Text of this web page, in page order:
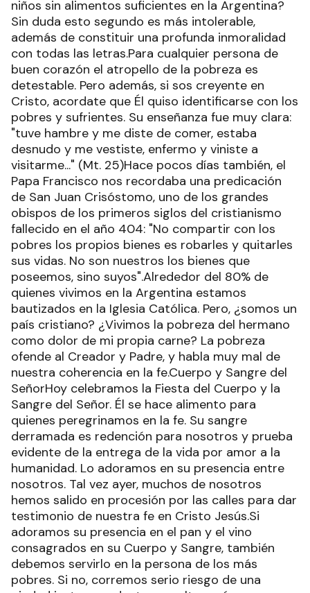
niños sin alimentos suficientes en la Argentina?
Sin duda esto segundo es más intolerable,
además de constituir una profunda inmoralidad
con todas las letras.Para cualquier persona de
buen corazón el atropello de la pobreza es
detestable. Pero además, si sos creyente en
Cristo, acordate que Él quiso identificarse con los
pobres y sufrientes. Su enseñanza fue muy clara:
"tuve hambre y me diste de comer, estaba
desnudo y me vestiste, enfermo y viniste a
visitarme..." (Mt. 25)Hace pocos días también, el
Papa Francisco nos recordaba una predicación
de San Juan Crisóstomo, uno de los grandes
obispos de los primeros siglos del cristianismo
fallecido en el año 404: "No compartir con los
pobres los propios bienes es robarles y quitarles
sus vidas. No son nuestros los bienes que
poseemos, sino suyos".Alrededor del 80% de
quienes vivimos en la Argentina estamos
bautizados en la Iglesia Católica. Pero, ¿somos un
país cristiano? ¿Vivimos la pobreza del hermano
como dolor de mi propia carne? La pobreza
ofende al Creador y Padre, y habla muy mal de
nuestra coherencia en la fe.Cuerpo y Sangre del
SeñorHoy celebramos la Fiesta del Cuerpo y la
Sangre del Señor. Él se hace alimento para
quienes peregrinamos en la fe. Su sangre
derramada es redención para nosotros y prueba
evidente de la entrega de la vida por amor a la
humanidad. Lo adoramos en su presencia entre
nosotros. Tal vez ayer, muchos de nosotros
hemos salido en procesión por las calles para dar
testimonio de nuestra fe en Cristo Jesús.Si
adoramos su presencia en el pan y el vino
consagrados en su Cuerpo y Sangre, también
debemos servirlo en la persona de los más
pobres. Si no, corremos serio riesgo de una